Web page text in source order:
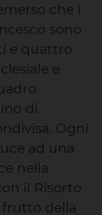
che i
sono
e quattro
e
di
Ogni
ad una
nella
il Risorto
frutto della